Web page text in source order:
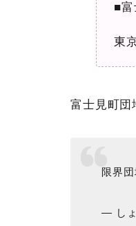
■
東
富士見町団
限界
— し